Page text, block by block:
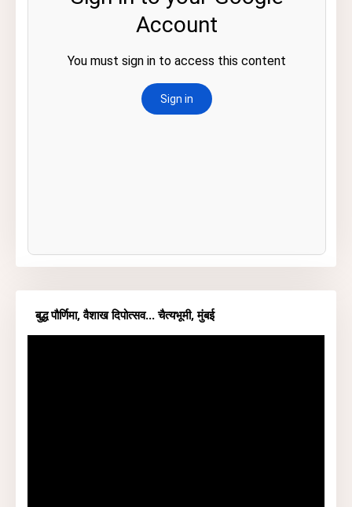
बुद्ध पौर्णिमा, वैशाख दिपोत्सव... चैत्यभूमी, मुंबई